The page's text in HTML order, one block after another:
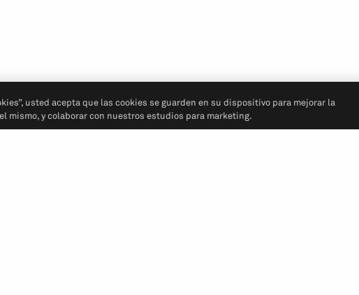
usted acepta que las cookies se guarden en su dispositivo para mejorar la
mismo, y colaborar con nuestros estudios para marketing.